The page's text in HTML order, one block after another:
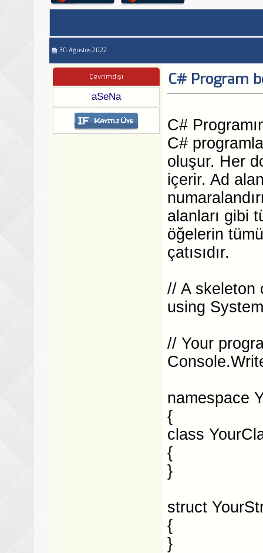
30.Ağustos.2022
Çevrimdışı
aSeNa
C# Program
C#
C#
oluşur. Her
içerir. Ad
alanları gibi
öğelerin
çatısıdır.
// A skeleton
using
// Your
namespace
{
class
{
}
struct
{
}